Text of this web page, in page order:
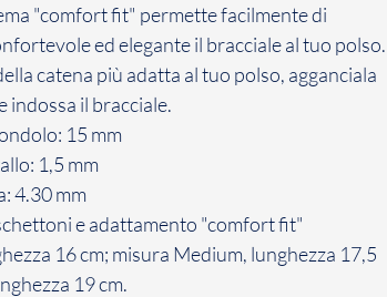
"comfort fit" permette facilmente di
ed elegante il bracciale al tuo polso.
catena più adatta al tuo polso, agganciala
indossa il bracciale.
15 mm
1,5 mm
4.30 mm
e adattamento "comfort fit"
16 cm; misura Medium, lunghezza 17,5
19 cm.